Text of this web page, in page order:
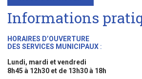
Informations
HORAIRES D’OUVERTURE
DES SERVICES MUNICIPAUX :
Lundi, mardi et vendredi
8h45 à 12h30 et de 13h30 à 18h